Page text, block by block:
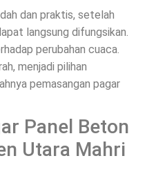
dan praktis, setelah
langsung difungsikan.
perubahan cuaca.
menjadi pilihan
pemasangan pagar
Panel Beton
Utara Mahri